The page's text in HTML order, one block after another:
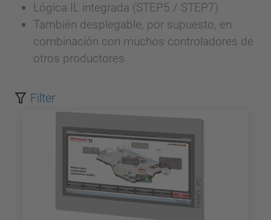
Lógica IL integrada (STEP5 / STEP7)
También desplegable, por supuesto, en
combinación con muchos controladores de
otros productores
Filter